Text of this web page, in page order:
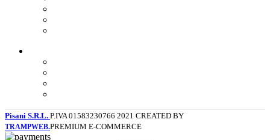
Pisani S.R.L. P.IVA 01583230766 2021 CREATED BY
TRAMPWEB.PREMIUM E-COMMERCE